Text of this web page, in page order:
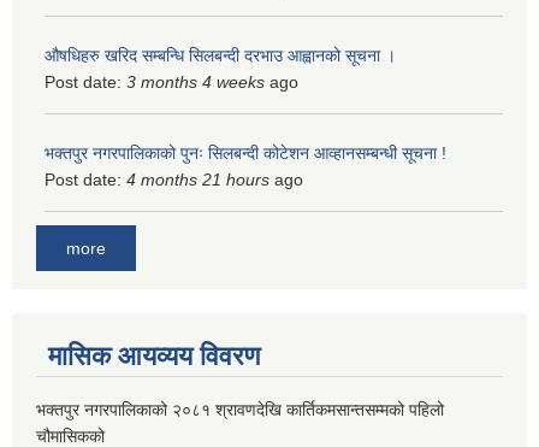
औषधिहरु खरिद सम्बन्धि सिलबन्दी दरभाउ आह्वानको सूचना ।
Post date: 3 months 4 weeks ago
भक्तपुर नगरपालिकाको पुनः सिलबन्दी कोटेशन आव्हानसम्बन्धी सूचना !
Post date: 4 months 21 hours ago
more
मासिक आयव्यय विवरण
भक्तपुर नगरपालिकाको २०८१ श्रावणदेखि कार्तिकमसान्तसम्मको पहिलो
चौमासिकको